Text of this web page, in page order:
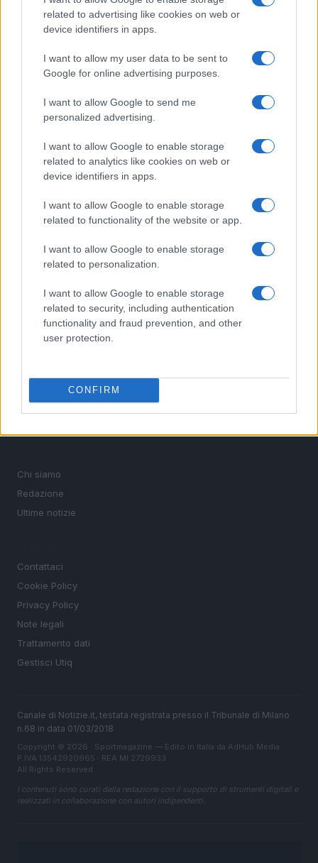
related to advertising like cookies on web or
device identifiers in apps.
I want to allow my user data to be sent to
Google for online advertising purposes.
I want to allow Google to send me
personalized advertising.
I want to allow Google to enable storage
related to analytics like cookies on web or
device identifiers in apps.
I want to allow Google to enable storage
related to functionality of the website or app.
I want to allow Google to enable storage
related to personalization.
I want to allow Google to enable storage
related to security, including authentication
functionality and fraud prevention, and other
user protection.
CONFIRM
F1 2026: Sainz valuta il futuro con Williams dopo una
Sportmagazine: notizie, approfondimenti e classifiche su
MotoGP e Olimpiadi. Le ultime news dalle competizioni
nazionali e internazionali, gli highlight delle partite, le
le discipline che fanno emozionare gli appassionati di
SEZIONI
Calcio
Tennis
Motori
Ciclismo
Chi siamo
Redazione
Ultime notizie
Contattaci
Cookie Policy
Privacy Policy
Note legali
Trattamento dati
Gestisci Utiq
Canale di Notizie.it, testata registrata presso il Tribunale di Milano
n.68 in data 01/03/2018
Copyright © 2026 · Sportmagazine — Edito in Italia da AdHub Media
P.IVA 13542920965 · REA MI 2729933
All Rights Reserved
I contenuti sono curati dalla redazione con il supporto di strumenti digitali e
realizzati in collaborazione con autori indipendenti.